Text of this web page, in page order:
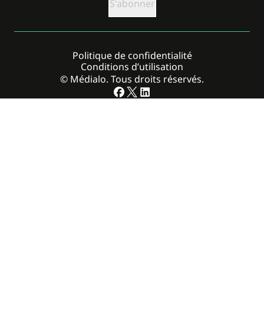
© Médialo. Tous droits réservés.
Politique de confidentialité
Conditions d’utilisation